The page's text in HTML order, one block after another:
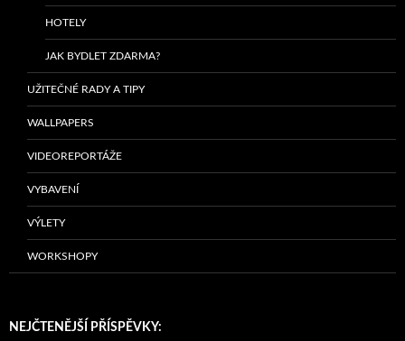
HOTELY
JAK BYDLET ZDARMA?
UŽITEČNÉ RADY A TIPY
WALLPAPERS
VIDEOREPORTÁŽE
VYBAVENÍ
VÝLETY
WORKSHOPY
NEJČTENĚJŠÍ PŘÍSPĚVKY: